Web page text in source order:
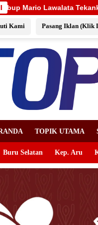
Bersih
Kami Pasang Iklan (Klik
TOPIK UTAMA
Buru Selatan Kep. Aru